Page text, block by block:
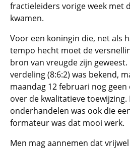
fractieleiders vorige week met
kwamen.
Voor een koningin die, net als
tempo hecht moet de
bron van vreugde zijn
verdeling (8:6:2) was bekend,
maandag 12 februari nog
over de kwalitatieve toewijzing.
onderhandelen was ook die
formateur was dat mooi werk.
Men mag aannemen dat